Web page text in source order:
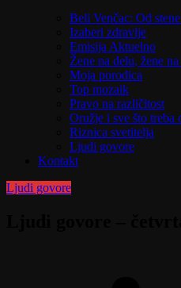
Beli Venčac: Od
Izaberi zdravlje
Emisija Aktuelno
Žene na delu, žene na
Moja porodica
Top mozaik
Pravo na različitost
Oružje i sve što treba
Riznica svetitelja
Ljudi govore
Kontakt
Ljudi govore